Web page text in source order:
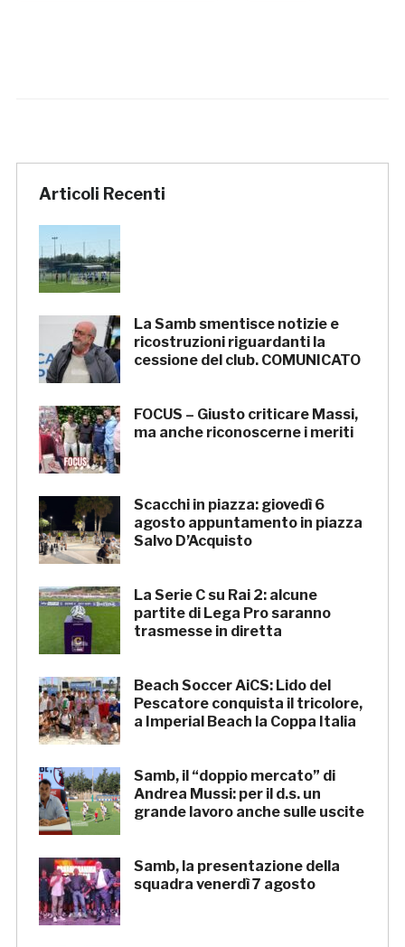
Articoli Recenti
La Samb smentisce notizie e
ricostruzioni riguardanti la
cessione del club. COMUNICATO
FOCUS – Giusto criticare Massi,
ma anche riconoscerne i meriti
Scacchi in piazza: giovedì 6
agosto appuntamento in piazza
Salvo D’Acquisto
La Serie C su Rai 2: alcune
partite di Lega Pro saranno
trasmesse in diretta
Beach Soccer AiCS: Lido del
Pescatore conquista il tricolore,
a Imperial Beach la Coppa Italia
Samb, il “doppio mercato” di
Andrea Mussi: per il d.s. un
grande lavoro anche sulle uscite
Samb, la presentazione della
squadra venerdì 7 agosto